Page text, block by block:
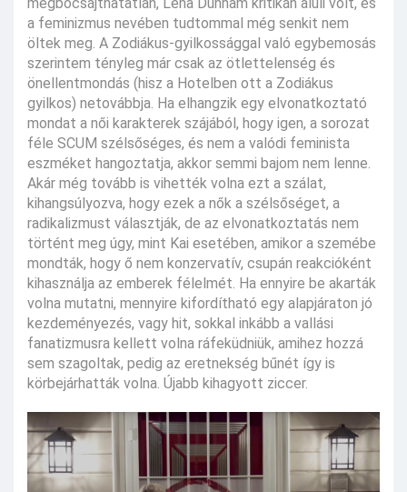
a feminizmus nevében tudtommal még senkit nem
öltek meg. A Zodiákus-gyilkossággal való egybemosás
szerintem tényleg már csak az ötlettelenség és
önellentmondás (hisz a Hotelben ott a Zodiákus
gyilkos) netovábbja. Ha elhangzik egy elvonatkoztató
mondat a női karakterek szájából, hogy igen, a sorozat
féle SCUM szélsőséges, és nem a valódi feminista
eszméket hangoztatja, akkor semmi bajom nem lenne.
Akár még tovább is vihették volna ezt a szálat,
kihangsúlyozva, hogy ezek a nők a szélsőséget, a
radikalizmust választják, de az elvonatkoztatás nem
történt meg úgy, mint Kai esetében, amikor a szemébe
mondták, hogy ő nem konzervatív, csupán reakcióként
kihasználja az emberek félelmét. Ha ennyire be akarták
volna mutatni, mennyire kifordítható egy alapjáraton jó
kezdeményezés, vagy hit, sokkal inkább a vallási
fanatizmusra kellett volna ráfeküdniük, amihez hozzá
sem szagoltak, pedig az eretnekség bűnét így is
körbejárhatták volna. Újabb kihagyott ziccer.